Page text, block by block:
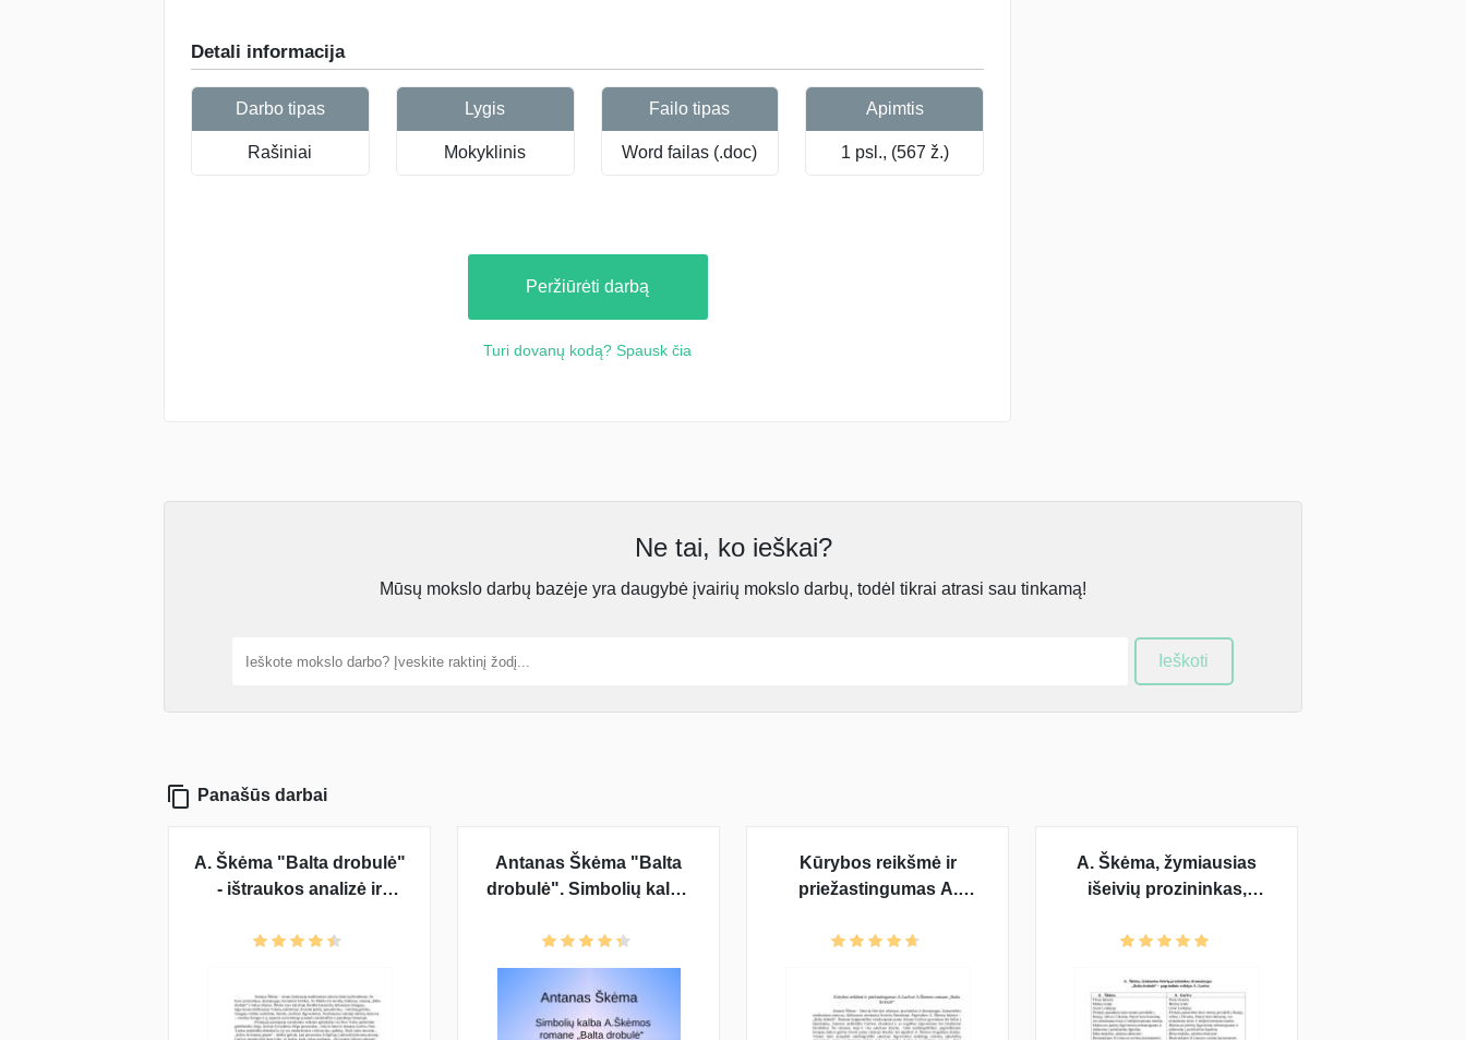
Detali informacija
Darbo tipas
Rašiniai
Lygis
Mokyklinis
Failo tipas
Word failas (.doc)
Apimtis
1 psl., (567 ž.)
Peržiūrėti darbą
Turi dovanų kodą? Spausk čia
Ne tai, ko ieškai?
Mūsų mokslo darbų bazėje yra daugybė įvairių mokslo darbų, todėl tikrai atrasi sau tinkamą!
Ieškoti
Panašūs darbai
A. Škėma "Balta drobulė"
- ištraukos analizė ir
Antanas Škėma "Balta
drobulė". Simbolių kalba
drobulė"
Kūrybos reikšmė ir
priežastingumas A.
romane "Balta drobulė"
A. Škėma, žymiausias
išeivių prozininkas,
drobulė“ – pagrindinis